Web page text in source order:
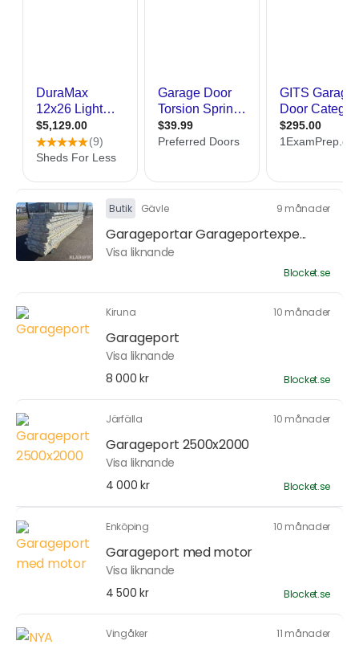
Butik Gävle 9 månader
Garageportar Garageportexpe...
Visa liknande
Blocket.se
Kiruna 10 månader
Garageport
Visa liknande
8 000 kr
Blocket.se
Järfälla 10 månader
Garageport 2500x2000
Visa liknande
4 000 kr
Blocket.se
Enköping 10 månader
Garageport med motor
Visa liknande
4 500 kr
Blocket.se
Vingåker 11 månader